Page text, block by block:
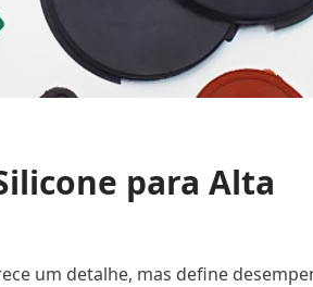
para Alta
um detalhe, mas define